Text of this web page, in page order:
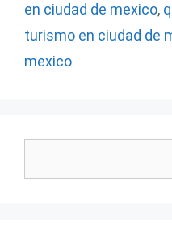
en ciudad de mexico,
turismo en ciudad de
mexico